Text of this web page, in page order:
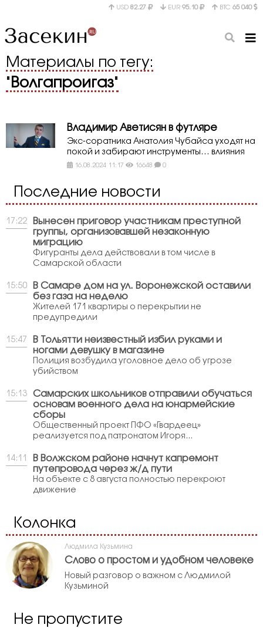
USD 82.27 EUR 95.10 BTC 65 040
Материалы по тегу:
" Волгапроигаз"
Владимир Аветисян в футляре
Экс-соратника Анатолия Чубайса уходят на
покой и забирают инструменты… влияния
16.08.2024 11:17 16648 0
Последние новости
17:22
Вынесен приговор участникам преступной
группы, организовавшей незаконную
миграцию
Фигуранты дела действовали в том числе в
Самарской области
15:50
В Самаре дом на ул. Воронежской оставили
без газа на неделю
Жителей 171 квартиры о перекрытии не
предупредили
15:47
В Тольятти неизвестный избил руками и
ногами девушку в магазине
Полиция возбудила уголовное дело об угрозе
убийством
15:13
Самарских школьников отправили обучаться
основам военного дела на юнармейские
сборы
Общественный проект ПФО «Гвардеец»
реализуется под патронатом Игоря...
14:11
В Волжском районе начнут капремонт
путепровода через ж/д пути
На объекте с 8 августа полностью перекроют
движение
Колонка
Людмила Кузьмина
Слово о простом и удобном человеке
Новый разговор о важном с Людмилой
Кузьминой
Не пропустите